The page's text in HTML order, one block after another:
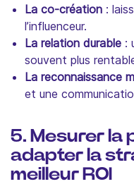
La co-création :
l’influenceur.
La relation durable :
souvent plus
La reconnaissance
et une
5. Mesurer la
adapter la
meilleur ROI